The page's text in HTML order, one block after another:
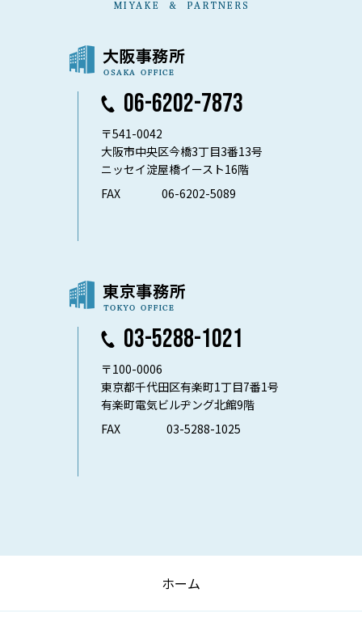
06-6202-7873
〒541-0042
大阪市中央区今橋3丁目3番13号
ニッセイ淀屋橋イースト16階
FAX
06-6202-5089
03-5288-1021
〒100-0006
東京都千代田区有楽町1丁目7番1号
有楽町電気ビルヂング北館9階
FAX
03-5288-1025
ホーム